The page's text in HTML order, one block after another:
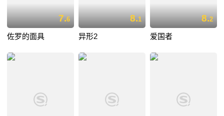
7.6
佐罗的面具
8.1
异形2
8.2
爱国者